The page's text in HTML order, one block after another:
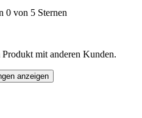
0 von 5 Sternen
mit anderen Kunden.
anzeigen